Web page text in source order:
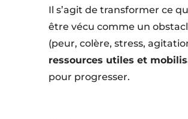
Il s’agit de transformer ce
être vécu comme un
(peur, colère, stress,
ressources utiles et
pour progresser.